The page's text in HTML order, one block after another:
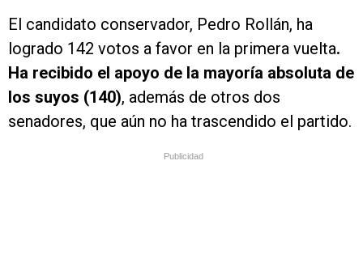
El candidato conservador, Pedro Rollán, ha
logrado 142 votos a favor en la primera vuelta.
Ha recibido el apoyo de la mayoría absoluta de
los suyos (140), además de otros dos
senadores, que aún no ha trascendido el partido.
Publicidad